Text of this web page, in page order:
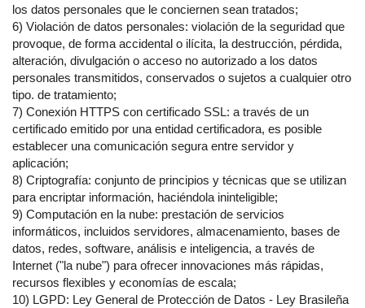
los datos personales que le conciernen sean tratados;
6) Violación de datos personales: violación de la seguridad que
provoque, de forma accidental o ilícita, la destrucción, pérdida,
alteración, divulgación o acceso no autorizado a los datos
personales transmitidos, conservados o sujetos a cualquier otro
tipo. de tratamiento;
7) Conexión HTTPS con certificado SSL: a través de un
certificado emitido por una entidad certificadora, es posible
establecer una comunicación segura entre servidor y
aplicación;
8) Criptografía: conjunto de principios y técnicas que se utilizan
para encriptar información, haciéndola ininteligible;
9) Computación en la nube: prestación de servicios
informáticos, incluidos servidores, almacenamiento, bases de
datos, redes, software, análisis e inteligencia, a través de
Internet ("la nube") para ofrecer innovaciones más rápidas,
recursos flexibles y economías de escala;
10) LGPD: Ley General de Protección de Datos - Ley Brasileña